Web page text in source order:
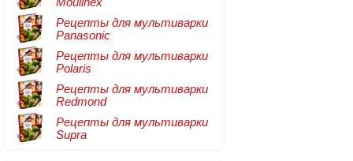
Рецепты для мультиварки
Panasonic
Рецепты для мультиварки
Polaris
Рецепты для мультиварки
Redmond
Рецепты для мультиварки
Supra